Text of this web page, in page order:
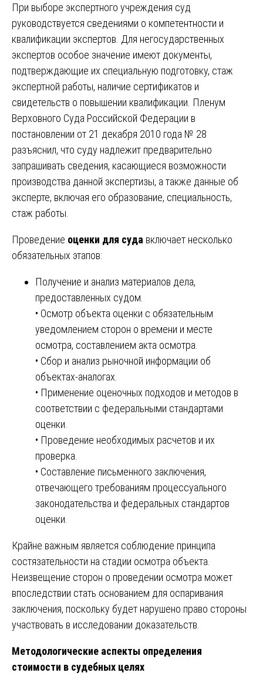
При выборе экспертного учреждения суд
руководствуется сведениями о компетентности и
квалификации экспертов. Для негосударственных
экспертов особое значение имеют документы,
подтверждающие их специальную подготовку, стаж
экспертной работы, наличие сертификатов и
свидетельств о повышении квалификации. Пленум
Верховного Суда Российской Федерации в
постановлении от 21 декабря 2010 года № 28
разъяснил, что суду надлежит предварительно
запрашивать сведения, касающиеся возможности
производства данной экспертизы, а также данные об
эксперте, включая его образование, специальность,
стаж работы.
Проведение оценки для суда включает несколько
обязательных этапов:
Получение и анализ материалов дела,
предоставленных судом.
• Осмотр объекта оценки с обязательным
уведомлением сторон о времени и месте
осмотра, составлением акта осмотра.
• Сбор и анализ рыночной информации об
объектах-аналогах.
• Применение оценочных подходов и методов в
соответствии с федеральными стандартами
оценки.
• Проведение необходимых расчетов и их
проверка.
• Составление письменного заключения,
отвечающего требованиям процессуального
законодательства и федеральных стандартов
оценки.
Крайне важным является соблюдение принципа
состязательности на стадии осмотра объекта.
Неизвещение сторон о проведении осмотра может
впоследствии стать основанием для оспаривания
заключения, поскольку будет нарушено право стороны
участвовать в исследовании доказательств.
Методологические аспекты определения
стоимости в судебных целях